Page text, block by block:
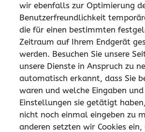
wir ebenfalls zur Optimierung
Benutzerfreundlichkeit
die für einen bestimmten
Zeitraum auf Ihrem Endgerät
werden. Besuchen Sie unsere
unsere Dienste in Anspruch zu
automatisch erkannt, dass Sie
waren und welche Eingaben und
Einstellungen sie getätigt
nicht noch einmal eingeben zu
anderen setzten wir Cookies ein,